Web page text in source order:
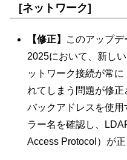
[ネットワーク]
【修正】
このアップ
2025において、新し
ットワーク接続が常
れてしまう問題が修
バックアドレスを使
ラー名を確認し、
Access Protocol）が